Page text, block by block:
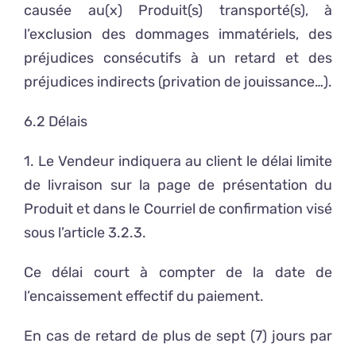
causée au(x) Produit(s) transporté(s), à
l’exclusion des dommages immatériels, des
préjudices consécutifs à un retard et des
préjudices indirects (privation de jouissance…).
6.2 Délais
1. Le Vendeur indiquera au client le délai limite
de livraison sur la page de présentation du
Produit et dans le Courriel de confirmation visé
sous l’article 3.2.3.
Ce délai court à compter de la date de
l’encaissement effectif du paiement.
En cas de retard de plus de sept (7) jours par